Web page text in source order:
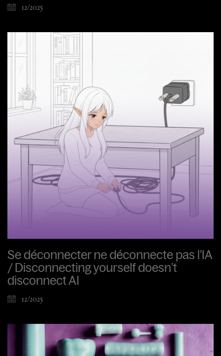
12/2025
Se déconnecter ne déconnecte pas l’IA
/ Disconnecting yourself doesn’t
disconnect AI
12/2025